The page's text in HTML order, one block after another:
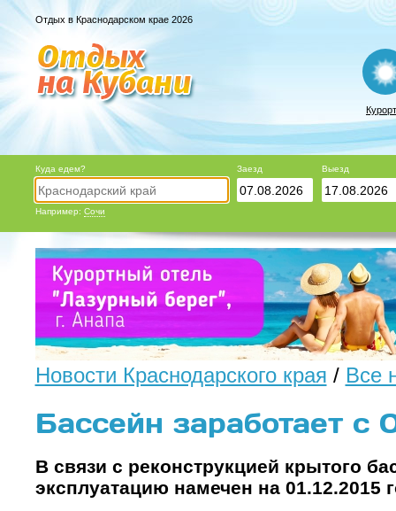
Отдых в Краснодарском крае 2026
Куда едем?
Например: Сочи
Заезд Выезд
Новости Краснодарского края / Все
Бассейн заработает с
В связи с реконструкцией крытого
эксплуатацию намечен на 01.12.2015